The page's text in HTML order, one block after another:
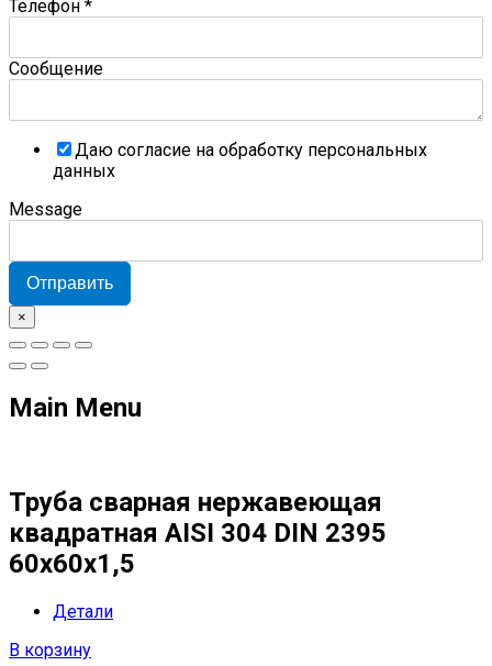
Телефон *
Сообщение
Даю согласие на обработку персональных
данных
Message
Отправить
×
Main Menu
Труба сварная нержавеющая
квадратная AISI 304 DIN 2395
60х60х1,5
Детали
В корзину